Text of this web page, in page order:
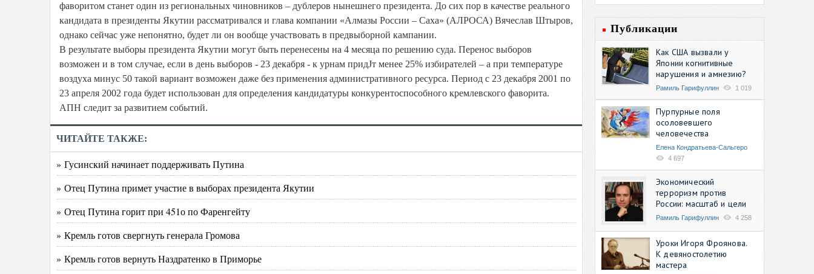
фаворитом станет один из региональных чиновников – дублеров нынешнего президента. До сих пор в качестве реального
кандидата в президенты Якутии рассматривался и глава компании «Алмазы России – Саха» (АЛРОСА) Вячеслав Штыров,
однако сейчас уже непонятно, будет ли он вообще участвовать в предвыборной кампании.
В результате выборы президента Якутии могут быть перенесены на 4 месяца по решению суда. Перенос выборов
возможен и в том случае, если в день выборов - 23 декабря - к урнам придЈт менее 25% избирателей – а при температуре
воздуха минус 50 такой вариант возможен даже без применения административного ресурса. Период с 23 декабря 2001 по
23 апреля 2002 года будет использован для определения кандидатуры конкурентоспособного кремлевского фаворита.
АПН следит за развитием событий.
ЧИТАЙТЕ ТАКЖЕ:
» Гусинский начинает поддерживать Путина
» Отец Путина примет участие в выборах президента Якутии
» Отец Путина горит при 451о по Фаренгейту
» Кремль готов свергнуть генерала Громова
» Кремль готов вернуть Наздратенко в Приморье
Публикации
Как США вызвали у
Японии когнитивные
нарушения и амнезию?
Рамиль Гарифуллин 1 019
Пурпурные поля
осоловевшего
человечества
Елена Кондратьева-Сальгеро
4 697
Экономический
терроризм против
России: масштаб и цели
Рамиль Гарифуллин 4 258
Уроки Игоря Фроянова.
К девяностолетию
мастера